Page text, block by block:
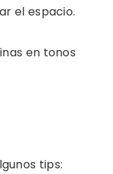
el espacio.
en tonos
tips: